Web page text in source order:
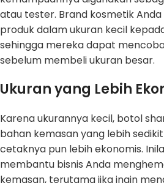
atau tester. Brand kosmetik
produk dalam ukuran kecil
sehingga mereka dapat
sebelum membeli ukuran besar.
Ukuran yang Lebih
Karena ukurannya kecil, botol
bahan kemasan yang lebih
cetaknya pun lebih ekonomis.
membantu bisnis Anda
kemasan, terutama jika ingin